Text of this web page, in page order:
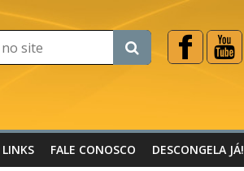
LINKS FALE CONOSCO DESCONGELA JÁ!